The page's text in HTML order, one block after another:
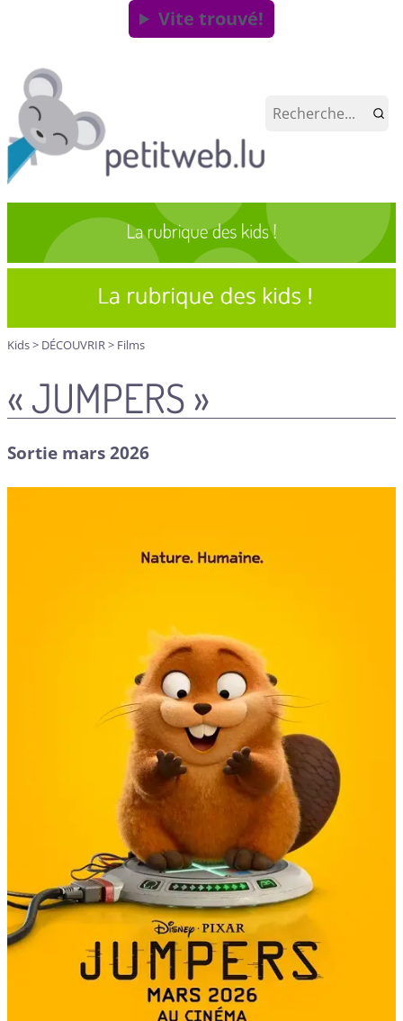
Vite trouvé!
Kids> DÉCOUVRIR> Films
« JUMPERS »
Sortie mars 2026